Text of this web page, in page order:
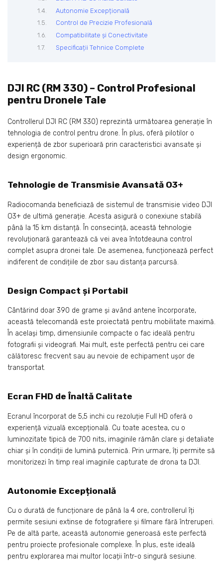
Autonomie Excepțională
Control de Precizie Profesională
Compatibilitate și Conectivitate
Specificații Tehnice Complete
DJI RC (RM 330) – Control Profesional
pentru Dronele Tale
Controllerul DJI RC (RM 330) reprezintă următoarea generație în
tehnologia de control pentru drone. În plus, oferă pilotilor o
experiență de zbor superioară prin caracteristici avansate și
design ergonomic.
Tehnologie de Transmisie Avansată O3+
Radiocomanda beneficiază de sistemul de transmisie video DJI
O3+ de ultimă generație. Acesta asigură o conexiune stabilă
până la 15 km distanță. În consecință, această tehnologie
revoluționară garantează că vei avea întotdeauna control
complet asupra dronei tale. De asemenea, funcționează perfect
indiferent de condițiile de zbor sau distanța parcursă.
Design Compact și Portabil
Cântărind doar 390 de grame și având antene încorporate,
această telecomandă este proiectată pentru mobilitate maximă.
În același timp, dimensiunile compacte o fac ideală pentru
fotografii și videografi. Mai mult, este perfectă pentru cei care
călătoresc frecvent sau au nevoie de echipament ușor de
transportat.
Ecran FHD de Înaltă Calitate
Ecranul încorporat de 5,5 inchi cu rezoluție Full HD oferă o
experiență vizuală excepțională. Cu toate acestea, cu o
luminozitate tipică de 700 nits, imaginile rămân clare și detaliate
chiar și în condiții de lumină puternică. Prin urmare, îți permite să
monitorizezi în timp real imaginile capturate de drona ta DJI.
Autonomie Excepțională
Cu o durată de funcționare de până la 4 ore, controllerul îți
permite sesiuni extinse de fotografiere și filmare fără întreruperi.
Pe de altă parte, această autonomie generoasă este perfectă
pentru proiecte profesionale complexe. În plus, este ideală
pentru explorarea mai multor locații într-o singură sesiune.